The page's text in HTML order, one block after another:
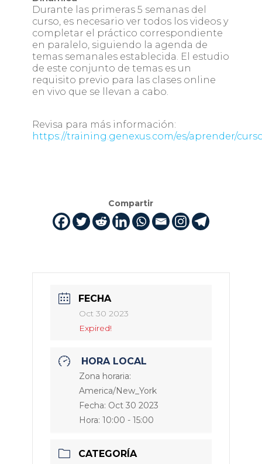
Durante las primeras 5 semanas del
curso, es necesario ver todos los videos y
completar el práctico correspondiente
en paralelo, siguiendo la agenda de
temas semanales establecida. El estudio
de este conjunto de temas es un
requisito previo para las clases online
en vivo que se llevan a cabo.
Revisa para más información:
https://training.genexus.com/es/aprender/
Compartir
FECHA
Oct 30 2023
Expired!
HORA LOCAL
Zona horaria:
America/New_York
Fecha: Oct 30 2023
Hora: 10:00 - 15:00
CATEGORÍA